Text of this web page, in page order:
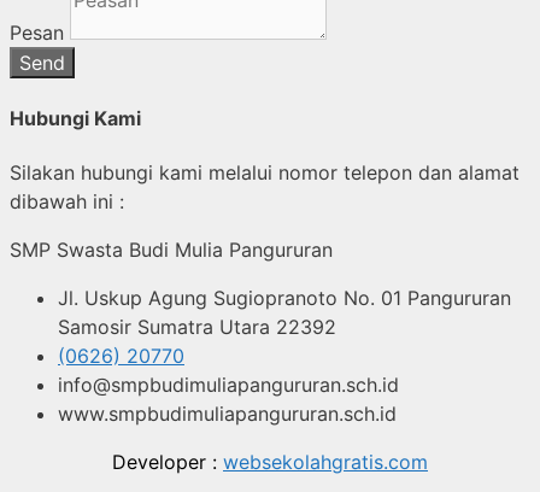
Pesan
Send
Hubungi Kami
Silakan hubungi kami melalui nomor telepon dan alamat
dibawah ini :
SMP Swasta Budi Mulia Pangururan
Jl. Uskup Agung Sugiopranoto No. 01 Pangururan
Samosir Sumatra Utara 22392
(0626) 20770
info@smpbudimuliapangururan.sch.id
www.smpbudimuliapangururan.sch.id
Developer : websekolahgratis.com